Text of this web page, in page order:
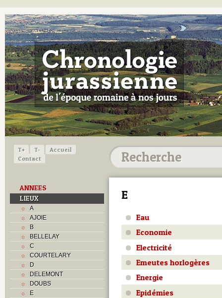
T+ T-
Accueil
Contact
ANNEES
LIEUX
A
AJOIE
B
BELLELAY
C
COURTELARY
D
DELEMONT
DOUBS
E
E
Eau
Economie
Electricité
Emeutes horlogères
Energie
Epidémies